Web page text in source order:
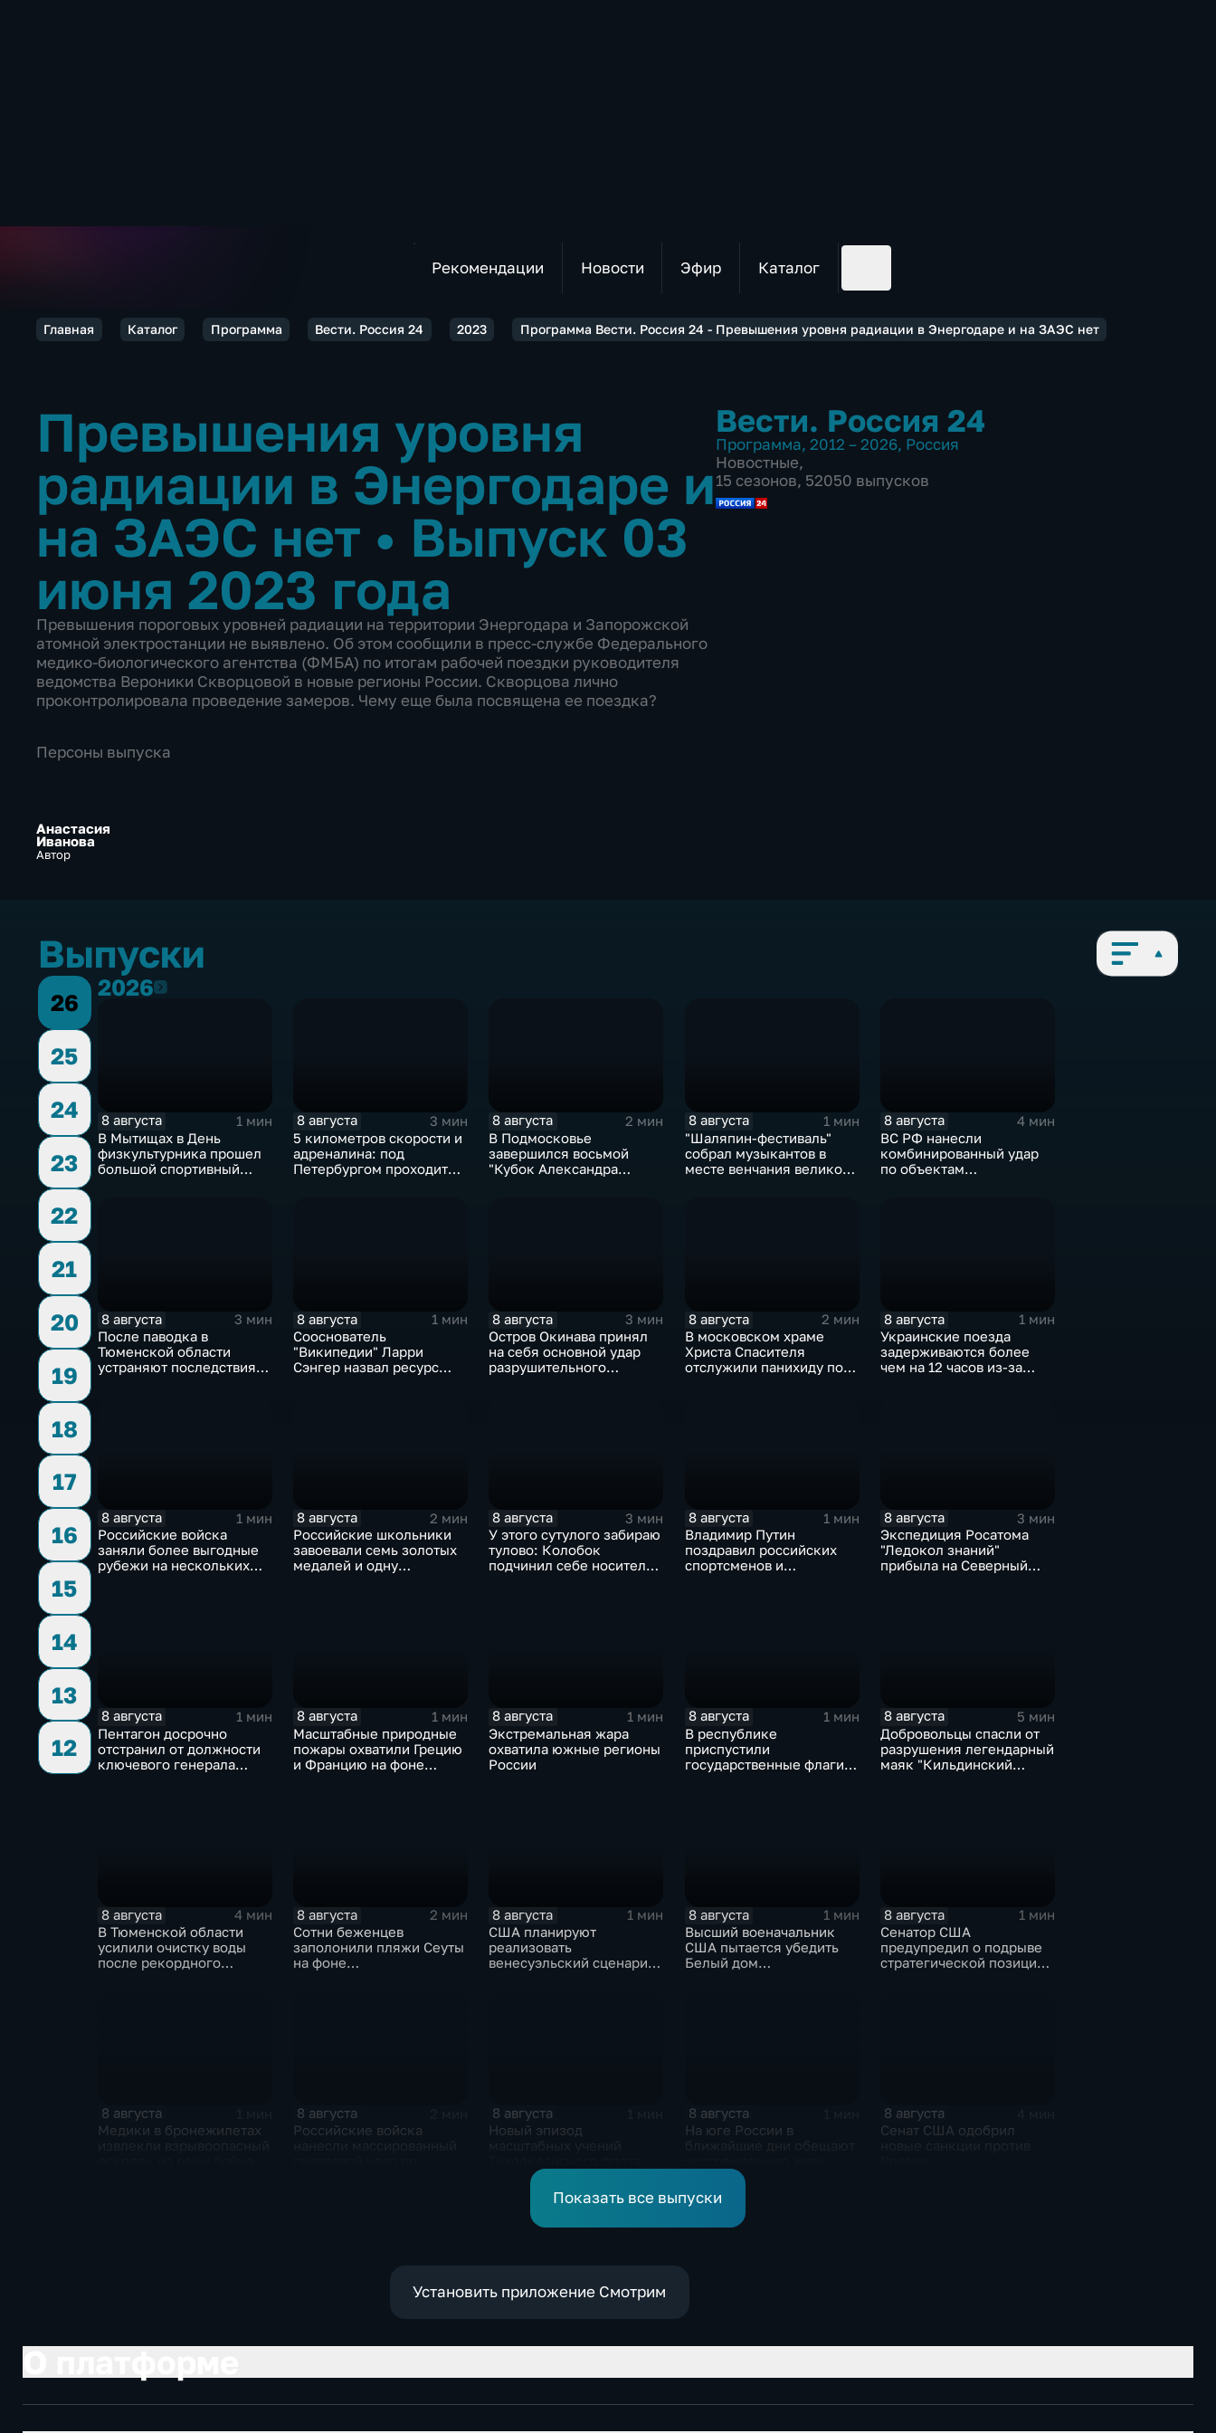
Рекомендации Новости Эфир Каталог
Главная Каталог Программа Вести. Россия 24 2023 Программа Вести. Россия 24 - Превышения уровня радиации в Энергодаре и на ЗАЭС нет
Превышения уровня
радиации в Энергодаре и
на ЗАЭС нет • Выпуск 03
июня 2023 года
Превышения пороговых уровней радиации на территории Энергодара и Запорожской
атомной электростанции не выявлено. Об этом сообщили в пресс-службе Федерального
медико-биологического агентства (ФМБА) по итогам рабочей поездки руководителя
ведомства Вероники Скворцовой в новые регионы России. Скворцова лично
проконтролировала проведение замеров. Чему еще была посвящена ее поездка?
Вести. Россия 24
Программа, 2012 – 2026, Россия
Новостные,
15 сезонов, 52050 выпусков
Персоны выпуска
Анастасия
Иванова
Автор
Выпуски
26
25
24
23
22
21
20
19
18
17
16
15
14
13
12
20262026
8 августа
1 мин
В Мытищах в День
физкультурника прошел
большой спортивный
8 августа
3 мин
5 километров скорости и
адреналина: под
Петербургом проходит
8 августа
2 мин
В Подмосковье
завершился восьмой
"Кубок Александра
8 августа
1 мин
"Шаляпин‑фестиваль"
собрал музыкантов в
месте венчания великого
8 августа
4 мин
ВС РФ нанесли
комбинированный удар
по объектам
8 августа
3 мин
После паводка в
Тюменской области
устраняют последствия
8 августа
1 мин
Сооснователь
"Википедии" Ларри
Сэнгер назвал ресурс
8 августа
3 мин
Остров Окинава принял
на себя основной удар
разрушительного
8 августа
2 мин
В московском храме
Христа Спасителя
отслужили панихиду по
8 августа
1 мин
Украинские поезда
задерживаются более
чем на 12 часов из-за
8 августа
1 мин
Российские войска
заняли более выгодные
рубежи на нескольких
8 августа
2 мин
Российские школьники
завоевали семь золотых
медалей и одну
8 августа
3 мин
У этого сутулого забираю
тулово: Колобок
подчинил себе носителя
8 августа
1 мин
Владимир Путин
поздравил российских
спортсменов и
8 августа
3 мин
Экспедиция Росатома
"Ледокол знаний"
прибыла на Северный
8 августа
1 мин
Пентагон досрочно
отстранил от должности
ключевого генерала
8 августа
1 мин
Масштабные природные
пожары охватили Грецию
и Францию на фоне
8 августа
1 мин
Экстремальная жара
охватила южные регионы
России
8 августа
1 мин
В республике
приспустили
государственные флаги и
8 августа
5 мин
Добровольцы спасли от
разрушения легендарный
маяк "Кильдинский
8 августа
4 мин
В Тюменской области
усилили очистку воды
после рекордного
8 августа
2 мин
Сотни беженцев
заполонили пляжи Сеуты
на фоне
8 августа
1 мин
США планируют
реализовать
венесуэльский сценарий
8 августа
1 мин
Высший военачальник
США пытается убедить
Белый дом
8 августа
1 мин
Сенатор США
предупредил о подрыве
стратегической позиции
8 августа
Медики в бронежилетах
8 августа
Российские войска
8 августа
Новый эпизод
8 августа
На юге России в
8 августа
Сенат США одобрил
Показать все выпуски
Установить приложение Смотрим